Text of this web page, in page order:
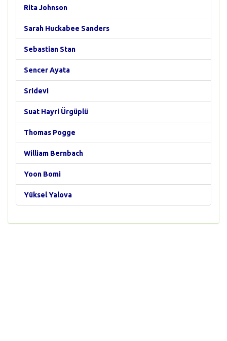
Rita Johnson
Sarah Huckabee Sanders
Sebastian Stan
Sencer Ayata
Sridevi
Suat Hayri Ürgüplü
Thomas Pogge
William Bernbach
Yoon Bomi
Yüksel Yalova